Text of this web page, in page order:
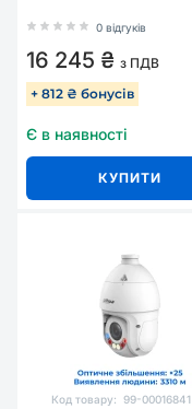
0 відгуків
16 245 ₴ з ПДВ
+ 812 ₴ бонусів
Є в наявності
КУПИТИ
Код товару: 99-00016841